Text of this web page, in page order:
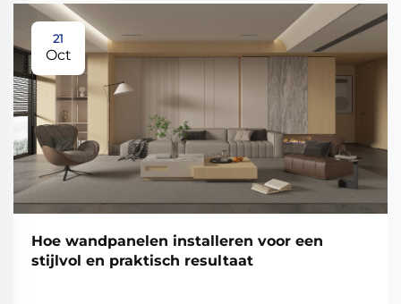
21
Oct
Hoe wandpanelen installeren voor een
stijlvol en praktisch resultaat